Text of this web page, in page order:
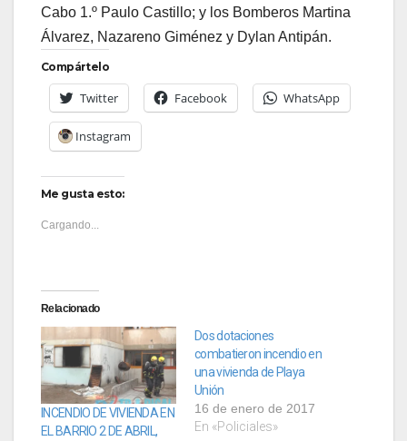
Cabo 1.º Paulo Castillo; y los Bomberos Martina
Álvarez, Nazareno Giménez y Dylan Antipán.
Compártelo
Twitter Facebook WhatsApp
Instagram
Me gusta esto:
Cargando...
Relacionado
INCENDIO DE VIVIENDA EN
EL BARRIO 2 DE ABRIL,
Dos dotaciones
combatieron incendio en
una vivienda de Playa
Unión
16 de enero de 2017
En «Policiales»